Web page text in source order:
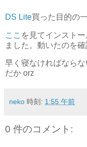
DS Lite買った目的の
ここ を見てインストー
ました。動いたのを
早く寝なければなら
だか orz
neko 時刻: 1:55 午前
0 件のコメント: